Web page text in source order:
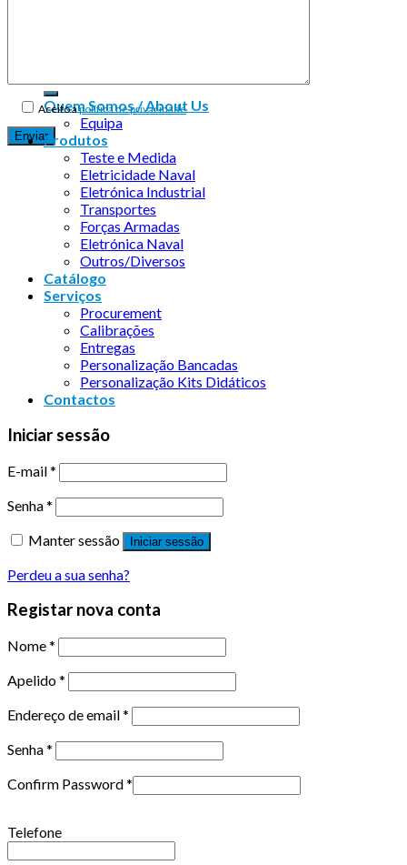
Aceito apolítica de privacidade
Quem Somos / About Us
Equipa
Produtos
Teste e Medida
Eletricidade Naval
Eletrónica Industrial
Transportes
Forças Armadas
Eletrónica Naval
Outros/Diversos
Catálogo
Serviços
Procurement
Calibrações
Entregas
Personalização Bancadas
Personalização Kits Didáticos
Contactos
Iniciar sessão
E-mail*
Senha*
Manter sessão
Iniciar sessão
Perdeu a sua senha?
Registar nova conta
Nome*
Apelido*
Endereço de email*
Senha*
Confirm Password*
Telefone